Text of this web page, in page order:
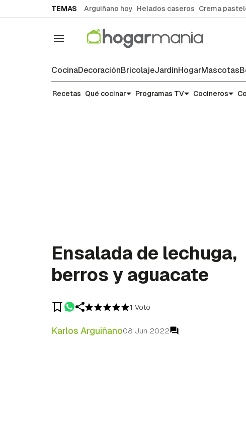
TEMAS Arguiñano hoy Helados caseros Crema
Navegación
CocinaDecoraciónBricolajeJardínHogarMascotas
Recetas
Recetas Qué cocinar Programas TV Cocineros
Ensalada de lechuga,
berros y aguacate
1 Voto
Karlos Arguiñano08 Jun 2022